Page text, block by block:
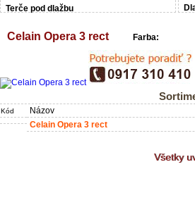
Terče pod dlažbu
Celain Opera 3 rect Farba:
Kód
Názov
Celain Opera 3 rect
Všetky